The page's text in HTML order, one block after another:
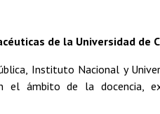
de la Universidad de
Instituto Nacional y
ámbito de la docencia,